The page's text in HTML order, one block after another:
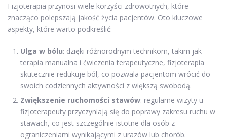
Fizjoterapia przynosi wiele korzyści zdrowotnych, które
znacząco polepszają jakość życia pacjentów. Oto kluczowe
aspekty, które warto podkreślić:
Ulga w bólu: dzięki różnorodnym technikom, takim jak
terapia manualna i ćwiczenia terapeutyczne, fizjoterapia
skutecznie redukuje ból, co pozwala pacjentom wrócić do
swoich codziennych aktywności z większą swobodą.
Zwiększenie ruchomości stawów: regularne wizyty u
fizjoterapeuty przyczyniają się do poprawy zakresu ruchu w
stawach, co jest szczególnie istotne dla osób z
ograniczeniami wynikającymi z urazów lub chorób.